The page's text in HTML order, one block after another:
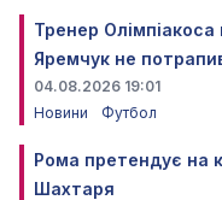
Тренер
Яремчук не
04.08.2026 19:01
Новини
Футбол
Рома претендує на
Шахтаря